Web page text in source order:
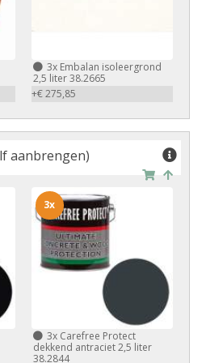
3xEmbalan isoleergrond
2,5 liter 38.2665
+€ 275,85
aanbrengen)
3xCarefree Protect
dekkend antraciet 2,5 liter
38.2844
3x